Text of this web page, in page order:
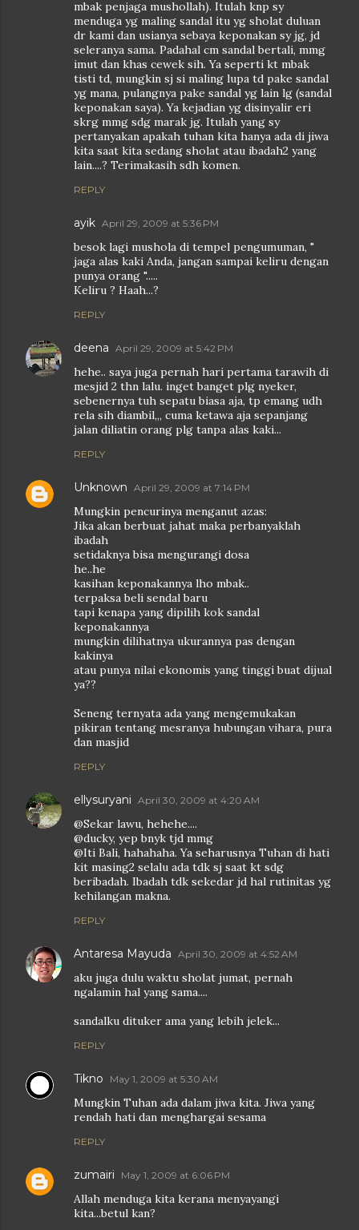
mbak penjaga mushollah). Itulah knp sy
menduga yg maling sandal itu yg sholat duluan
dr kami dan usianya sebaya keponakan sy jg, jd
seleranya sama. Padahal cm sandal bertali, mmg
imut dan khas cewek sih. Ya seperti kt mbak
tisti td, mungkin sj si maling lupa td pake sandal
yg mana, pulangnya pake sandal yg lain lg (sandal
keponakan saya). Ya kejadian yg disinyalir eri
skrg mmg sdg marak jg. Itulah yang sy
pertanyakan apakah tuhan kita hanya ada di jiwa
kita saat kita sedang sholat atau ibadah2 yang
lain....? Terimakasih sdh komen.
REPLY
ayik April 29, 2009 at 5:36 PM
besok lagi mushola di tempel pengumuman, "
jaga alas kaki Anda, jangan sampai keliru dengan
punya orang ".....
Keliru ? Haah...?
REPLY
deena April 29, 2009 at 5:42 PM
hehe.. saya juga pernah hari pertama tarawih di
mesjid 2 thn lalu. inget banget plg nyeker,
sebenernya tuh sepatu biasa aja, tp emang udh
rela sih diambil,,, cuma ketawa aja sepanjang
jalan diliatin orang plg tanpa alas kaki...
REPLY
Unknown April 29, 2009 at 7:14 PM
Mungkin pencurinya menganut azas:
Jika akan berbuat jahat maka perbanyaklah
ibadah
setidaknya bisa mengurangi dosa
he..he
kasihan keponakannya lho mbak..
terpaksa beli sendal baru
tapi kenapa yang dipilih kok sandal
keponakannya
mungkin dilihatnya ukurannya pas dengan
kakinya
atau punya nilai ekonomis yang tinggi buat dijual
ya??
Seneng ternyata ada yang mengemukakan
pikiran tentang mesranya hubungan vihara, pura
dan masjid
REPLY
ellysuryani April 30, 2009 at 4:20 AM
@Sekar lawu, hehehe....
@ducky, yep bnyk tjd mmg
@Iti Bali, hahahaha. Ya seharusnya Tuhan di hati
kit masing2 selalu ada tdk sj saat kt sdg
beribadah. Ibadah tdk sekedar jd hal rutinitas yg
kehilangan makna.
REPLY
Antaresa Mayuda April 30, 2009 at 4:52 AM
aku juga dulu waktu sholat jumat, pernah
ngalamin hal yang sama....
sandalku dituker ama yang lebih jelek...
REPLY
Tikno May 1, 2009 at 5:30 AM
Mungkin Tuhan ada dalam jiwa kita. Jiwa yang
rendah hati dan menghargai sesama
REPLY
zumairi May 1, 2009 at 6:06 PM
Allah menduga kita kerana menyayangi
kita...betul kan?